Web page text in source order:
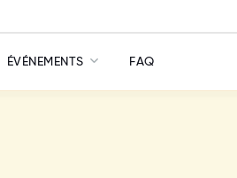
ÉVÉNEMENTS FAQ